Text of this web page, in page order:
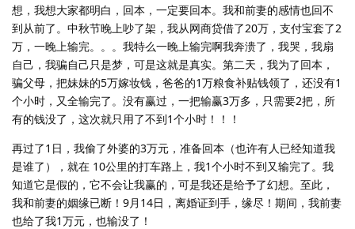
想，我想大家都明白，回本，一定要回本。我和前妻的感情也回不
到从前了。中秋节晚上吵了架，我从网商贷借了20万，支付宝套了2
万，一晚上输完。。。我特么一晚上输完啊我奔溃了，我哭，我扇
自己，我骗自己只是梦，可是这就是真实。第二天，我为了回本，
骗父母，把妹妹的5万嫁妆钱，爸爸的1万粮食补贴钱领了，还没有1
个小时，又全输完了。没有赢过，一把输赢3万多，只需要2把，所
有的钱没了，这次就只用了不到1个小时！！！
再过了1日，我偷了外婆的3万元，准备回本（也许有人已经知道我
是谁了），就在 10公里的打车路上，我1个小时不到又输完了。我
知道它是假的，它不会让我赢的，可是我还是给予了幻想。至此，
我和前妻的姻缘已断！9月14日，离婚证到手，缘尽！期间，我前妻
也给了我1万元，也输没了！